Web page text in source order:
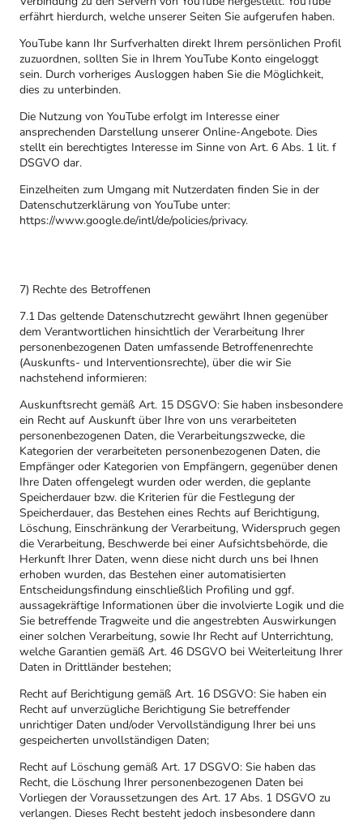
erfährt hierdurch, welche unserer Seiten Sie aufgerufen haben.
YouTube kann Ihr Surfverhalten direkt Ihrem persönlichen Profil
zuzuordnen, sollten Sie in Ihrem YouTube Konto eingeloggt
sein. Durch vorheriges Ausloggen haben Sie die Möglichkeit,
dies zu unterbinden.
Die Nutzung von YouTube erfolgt im Interesse einer
ansprechenden Darstellung unserer Online-Angebote. Dies
stellt ein berechtigtes Interesse im Sinne von Art. 6 Abs. 1 lit. f
DSGVO dar.
Einzelheiten zum Umgang mit Nutzerdaten finden Sie in der
Datenschutzerklärung von YouTube unter:
https://www.google.de/intl/de/policies/privacy.
7) Rechte des Betroffenen
7.1 Das geltende Datenschutzrecht gewährt Ihnen gegenüber
dem Verantwortlichen hinsichtlich der Verarbeitung Ihrer
personenbezogenen Daten umfassende Betroffenenrechte
(Auskunfts- und Interventionsrechte), über die wir Sie
nachstehend informieren:
Auskunftsrecht gemäß Art. 15 DSGVO: Sie haben insbesondere
ein Recht auf Auskunft über Ihre von uns verarbeiteten
personenbezogenen Daten, die Verarbeitungszwecke, die
Kategorien der verarbeiteten personenbezogenen Daten, die
Empfänger oder Kategorien von Empfängern, gegenüber denen
Ihre Daten offengelegt wurden oder werden, die geplante
Speicherdauer bzw. die Kriterien für die Festlegung der
Speicherdauer, das Bestehen eines Rechts auf Berichtigung,
Löschung, Einschränkung der Verarbeitung, Widerspruch gegen
die Verarbeitung, Beschwerde bei einer Aufsichtsbehörde, die
Herkunft Ihrer Daten, wenn diese nicht durch uns bei Ihnen
erhoben wurden, das Bestehen einer automatisierten
Entscheidungsfindung einschließlich Profiling und ggf.
aussagekräftige Informationen über die involvierte Logik und die
Sie betreffende Tragweite und die angestrebten Auswirkungen
einer solchen Verarbeitung, sowie Ihr Recht auf Unterrichtung,
welche Garantien gemäß Art. 46 DSGVO bei Weiterleitung Ihrer
Daten in Drittländer bestehen;
Recht auf Berichtigung gemäß Art. 16 DSGVO: Sie haben ein
Recht auf unverzügliche Berichtigung Sie betreffender
unrichtiger Daten und/oder Vervollständigung Ihrer bei uns
gespeicherten unvollständigen Daten;
Recht auf Löschung gemäß Art. 17 DSGVO: Sie haben das
Recht, die Löschung Ihrer personenbezogenen Daten bei
Vorliegen der Voraussetzungen des Art. 17 Abs. 1 DSGVO zu
verlangen. Dieses Recht besteht jedoch insbesondere dann